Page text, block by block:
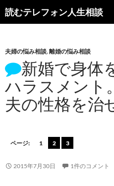
読むテレフォン人生相談
夫婦の悩み相談,離婚の悩み相談
新婚で身体
ハラスメント
夫の性格を治
ページ: 1 2 3
2015年7月30日 1件のコメント